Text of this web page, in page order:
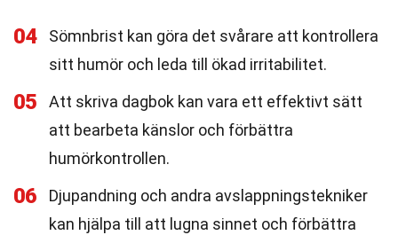
04
Sömnbrist kan göra det svårare att kontrollera
sitt humör och leda till ökad irritabilitet.
05
Att skriva dagbok kan vara ett effektivt sätt
att bearbeta känslor och förbättra
humörkontrollen.
06
Djupandning och andra avslappningstekniker
kan hjälpa till att lugna sinnet och förbättra